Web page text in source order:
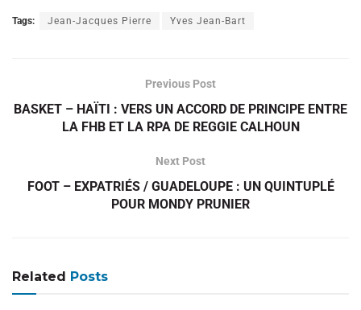
Tags: Jean-Jacques Pierre Yves Jean-Bart
Previous Post
BASKET – HAÏTI : VERS UN ACCORD DE PRINCIPE ENTRE
LA FHB ET LA RPA DE REGGIE CALHOUN
Next Post
FOOT – EXPATRIÉS / GUADELOUPE : UN QUINTUPLÉ
POUR MONDY PRUNIER
Related Posts